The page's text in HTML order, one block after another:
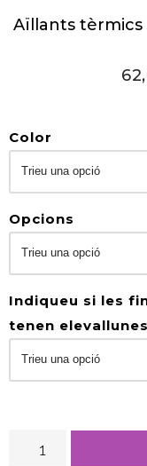
Aïllants tèrmics
Color
Opcions
Indiqueu si les
tenen